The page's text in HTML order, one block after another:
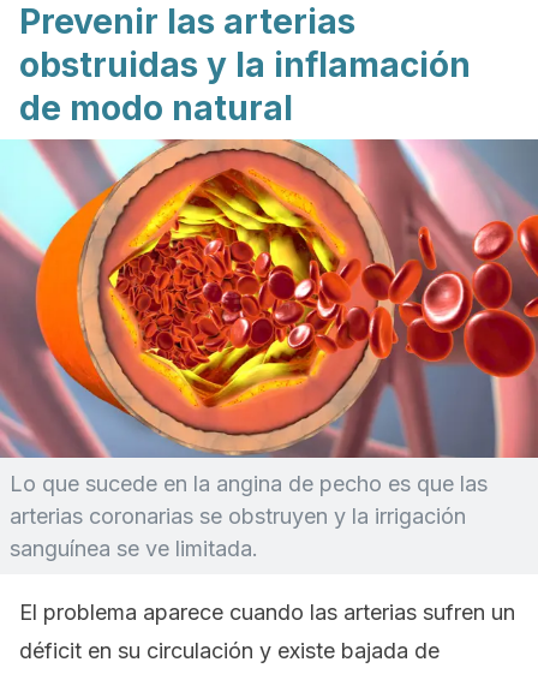
Prevenir las arterias
obstruidas y la inflamación
de modo natural
Lo que sucede en la angina de pecho es que las
arterias coronarias se obstruyen y la irrigación
sanguínea se ve limitada.
El problema aparece cuando las arterias sufren un
déficit en su circulación y existe bajada de